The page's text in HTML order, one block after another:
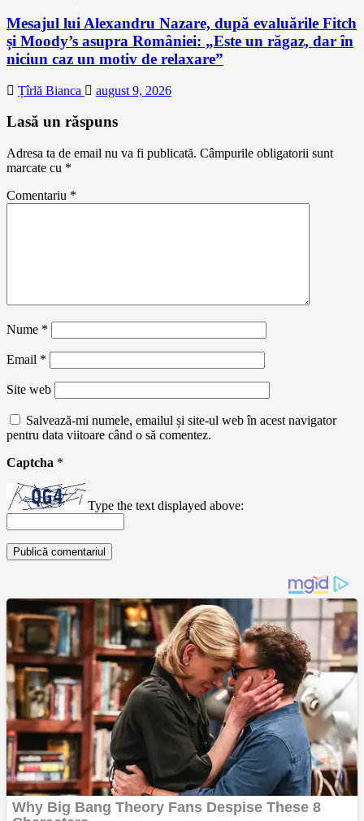
Mesajul lui Alexandru Nazare, după evaluările Fitch
și Moody’s asupra României: „Este un răgaz, dar în
niciun caz un motiv de relaxare”
Țîrlă Bianca august 9, 2026
Lasă un răspuns
Adresa ta de email nu va fi publicată. Câmpurile obligatorii sunt
marcate cu *
Comentariu *
Nume *
Email *
Site web
Salvează-mi numele, emailul și site-ul web în acest navigator
pentru data viitoare când o să comentez.
Captcha *
Type the text displayed above: